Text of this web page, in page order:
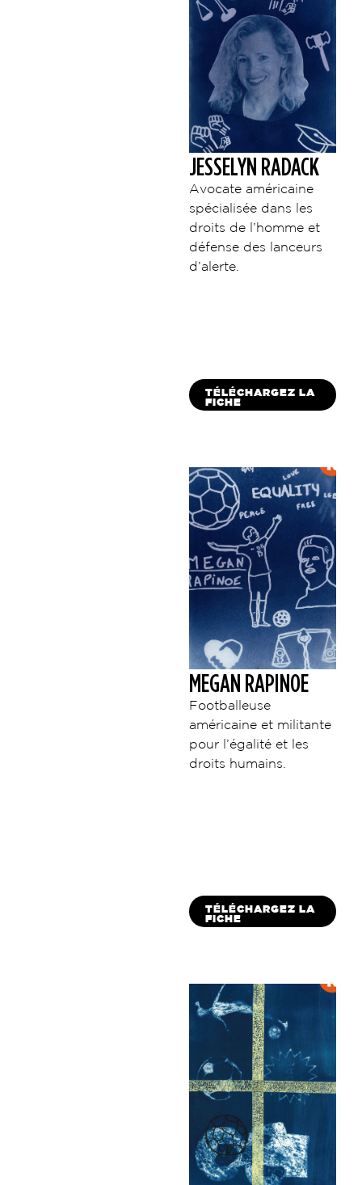
JESSELYN RADACK
Avocate américaine
spécialisée dans les
droits de l’homme et
défense des lanceurs
d’alerte.
TÉLÉCHARGEZ LA
FICHE
MEGAN RAPINOE
Footballeuse
américaine et militante
pour l’égalité et les
droits humains.
TÉLÉCHARGEZ LA
FICHE